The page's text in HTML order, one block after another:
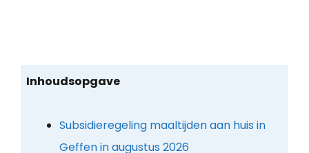
Inhoudsopgave
Subsidieregeling maaltijden aan huis in
Geffen in augustus 2026